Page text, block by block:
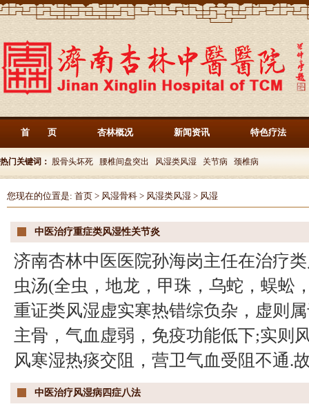
首 页 杏林概况 新闻资讯 特色疗法
热门关键词： 股骨头坏死 腰椎间盘突出 风湿类风湿 关节病 颈椎病
您现在的位置是: 首页 > 风湿骨科 > 风湿类风湿 > 风湿
中医治疗重症类风湿性关节炎
济南杏林中医医院孙海岗主任在治疗
虫汤(全虫，地龙，甲珠，乌蛇，蜈蚣
重证类风湿虚实寒热错综负杂，虚则
主骨，气血虚弱，免疫功能低下;实则
风寒湿热痰交阻，营卫气血受阻不通.
中医治疗风湿病四症八法